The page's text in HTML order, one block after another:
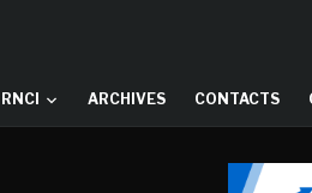
RNCI ARCHIVES CONTACTS